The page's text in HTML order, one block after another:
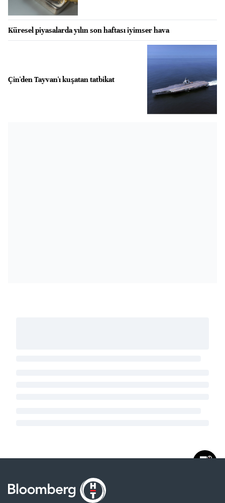
Küresel piyasalarda yılın son haftası iyimser hava
Çin'den Tayvan'ı kuşatan tatbikat